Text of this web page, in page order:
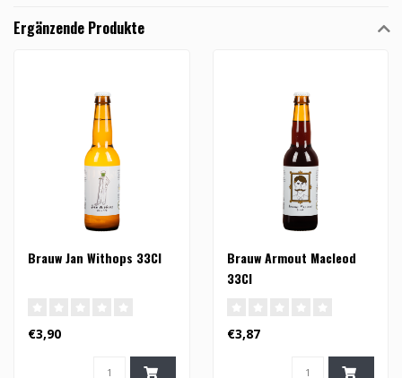
Ergänzende Produkte
Brauw Jan Withops 33Cl
€3,90
Brauw Armout Macleod
33Cl
€3,87